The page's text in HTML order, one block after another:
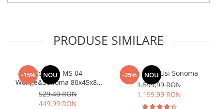
PRODUSE SIMILARE
-15% NOU
Comoda MS 04
Wenge&Sonoma 80x45x85
cm
529,40 RON
449,99 RON
-25% NOU
Dulap Rio 4 Usi Sonoma
1.599,99 RON
1.199,99 RON